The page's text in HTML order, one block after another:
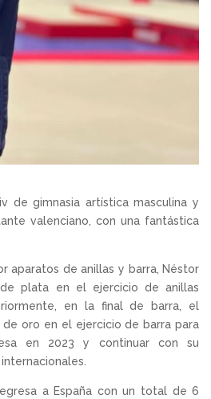
de gimnasia artística masculina y
valenciano, con una fantástica
aparatos de anillas y barra, Néstor
plata en el ejercicio de anillas
en la final de barra, el
oro en el ejercicio de barra para
en 2023 y continuar con su
a España con un total de 6